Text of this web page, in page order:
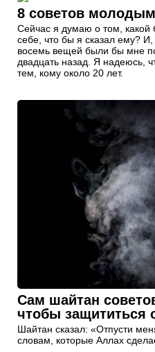
8 советов
Сейчас я думаю о том,
себе, что бы я сказал ему?
восемь вещей были бы мне
двадцать назад. Я надеюсь,
тем, кому около 20 лет.
Сам шайтан
чтобы защититься
Шайтан сказал: «Отпусти
словам, которые Аллах